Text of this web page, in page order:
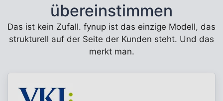
übereinstimmen
Das ist kein Zufall. fynup ist das einzige Modell, das
strukturell auf der Seite der Kunden steht. Und das
merkt man.